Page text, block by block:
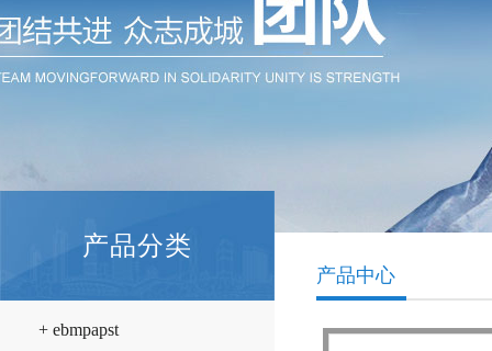
产品分类
+ ebmpapst
产品中心